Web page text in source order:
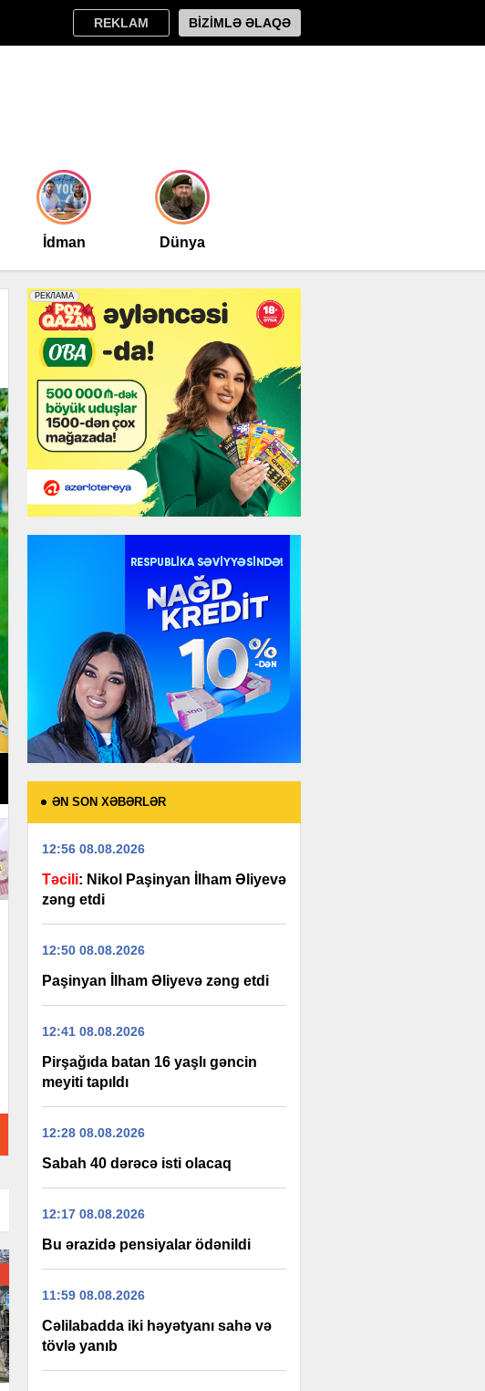
REKLAM BİZİMLƏ ƏLAQƏ
İdman Dünya
ƏN SON XƏBƏRLƏR
12:56 08.08.2026
Təcili: Nikol Paşinyan İlham Əliyevə
zəng etdi
12:50 08.08.2026
Paşinyan İlham Əliyevə zəng etdi
12:41 08.08.2026
Pirşağıda batan 16 yaşlı gəncin
meyiti tapıldı
12:28 08.08.2026
Sabah 40 dərəcə isti olacaq
12:17 08.08.2026
Bu ərazidə pensiyalar ödənildi
11:59 08.08.2026
Cəlilabadda iki həyətyanı sahə və
tövlə yanıb